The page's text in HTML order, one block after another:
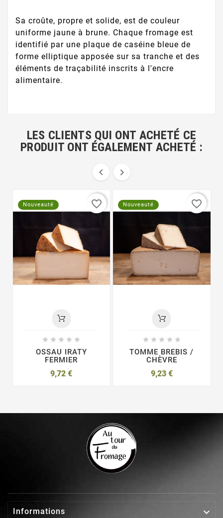
Sa croûte, propre et solide, est de couleur
uniforme jaune à brune. Chaque fromage est
identifié par une plaque de caséine bleue de
forme elliptique apposée sur sa tranche et des
éléments de traçabilité inscrits à l'encre
alimentaire.
LES CLIENTS QUI ONT ACHETÉ CE
PRODUIT ONT ÉGALEMENT ACHETÉ :
 
Nouveauté
    
OSSAU IRATY
FERMIER
9,72 €
favorite_border Nouveauté
    
TOMME BREBIS /
CHÈVRE
9,23 €
favorite_border
Informations 